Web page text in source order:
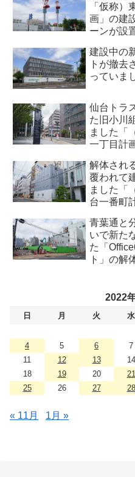
「仮称）
画」の建
ーンが設
建設中の
トが撤去
っていま
仙台トラ
た旧小川
ました「
一丁目計
解体され
覆われて
ました「
台一番町
青葉通と
いで新た
た「
ト」の解
2022
日 月 火 水
4
5 6 7
11
12 13 14
18
19 20 21
25
26 27 28
« 11月 1月 »